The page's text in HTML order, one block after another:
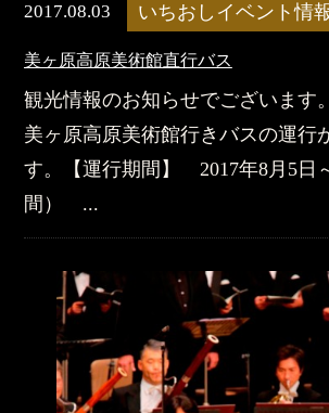
2017.08.03 いちおしイベント情
美ヶ原高原美術館直行バス
観光情報のお知らせでございます
美ヶ原高原美術館行きバスの運行
す。【運行期間】 2017年8月5日
間） ...